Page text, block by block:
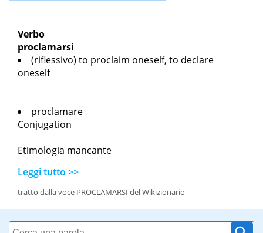
Verbo
proclamarsi
(riflessivo) to proclaim oneself, to declare
oneself
proclamare
Conjugation
Etimologia mancante
Leggi tutto >>
tratto dalla voce PROCLAMARSI del Wikizionario